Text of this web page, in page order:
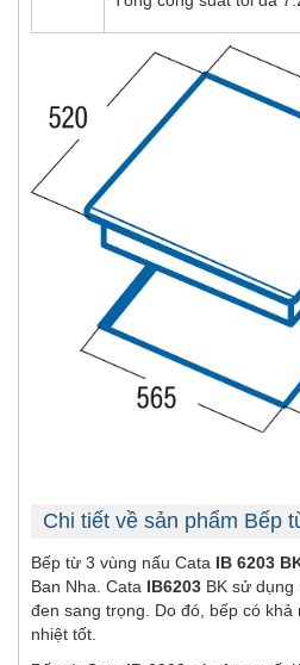
Chi tiết về sản phẩm Bếp
Bếp từ 3 vùng nấu Cata IB 6203
Ban Nha. Cata IB6203 BK sử dụng
đen sang trọng. Do đó, bếp có khả
nhiệt tốt.